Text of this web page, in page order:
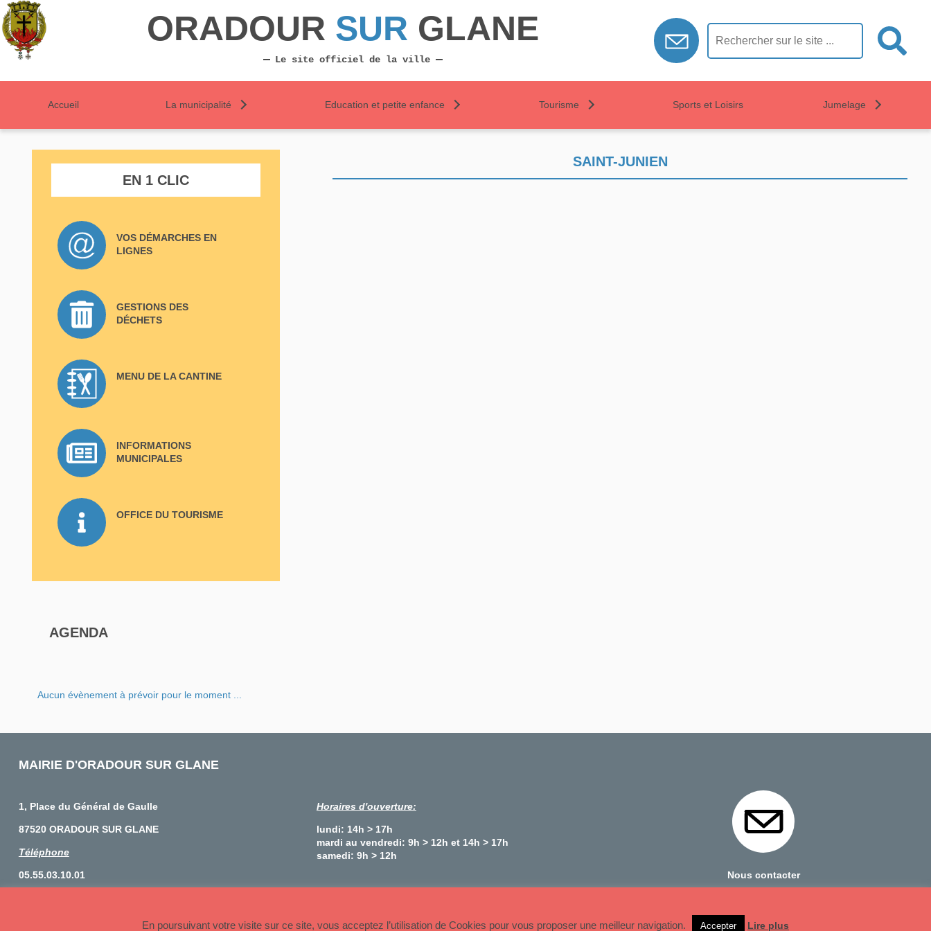
ORADOUR SUR GLANE
Le site officiel de la ville
Accueil La municipalité Education et petite enfance Tourisme Sports et Loisirs Jumelage
EN 1 CLIC
VOS DÉMARCHES EN
LIGNES
GESTIONS DES
DÉCHETS
MENU DE LA CANTINE
INFORMATIONS
MUNICIPALES
OFFICE DU TOURISME
AGENDA
Aucun évènement à prévoir pour le moment ...
SAINT-JUNIEN
MAIRIE D'ORADOUR SUR GLANE
1, Place du Général de Gaulle
87520 ORADOUR SUR GLANE
Téléphone
05.55.03.10.01
Horaires d'ouverture:
lundi: 14h > 17h
mardi au vendredi: 9h > 12h et 14h > 17h
samedi: 9h > 12h
Nous contacter
© 2026 Copyright Oradour sur Glane Plan du site Mentions Légales
En poursuivant votre visite sur ce site, vous acceptez l’utilisation de Cookies pour vous proposer une meilleur navigation. Accepter Lire plus